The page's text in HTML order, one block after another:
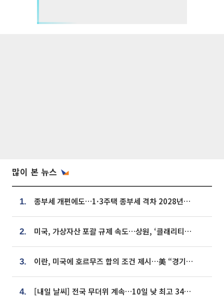
많이 본 뉴스
1. 종부세 개편에도…1·3주택 종부세 격차 2028년부터 확대
2. 미국, 가상자산 포괄 규제 속도…상원, ‘클래리티법’ 9월 절차투표 추진
3. 이란, 미국에 호르무즈 합의 조건 제시…美 “경기 아직 안 끝나” [종합]
4. [내일 날씨] 전국 무더위 계속…10일 낮 최고 34도 육박